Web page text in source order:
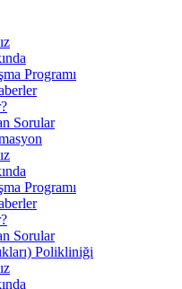
Programı
Sorular
Programı
Sorular
Polikliniği